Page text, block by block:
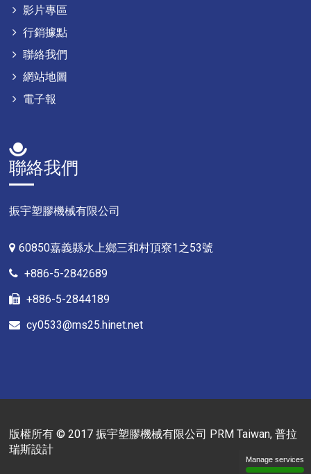
影片專區
行銷據點
聯絡我們
網站地圖
電子報
聯絡我們
振宇塑膠機械有限公司
60850嘉義縣水上鄉三和村頂寮1之53號
+886-5-2842689
+886-5-2844189
cy0533@ms25.hinet.net
版權所有 © 2017 振宇塑膠機械有限公司 PRM Taiwan,普拉
瑞斯設計
Manage services